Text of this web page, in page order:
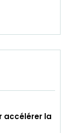
accélérer la